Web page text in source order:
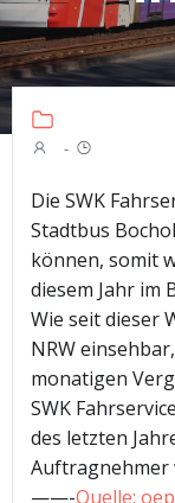
-
Die SWK
Stadtbus
können, somit
diesem Jahr im
Wie seit dieser
NRW
monatigen
SWK
des letzten
Auftragnehmer
——-Quelle: